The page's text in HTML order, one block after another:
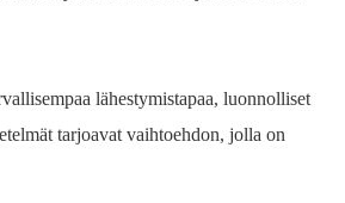
lähestymistapaa, luonnolliset
tarjoavat vaihtoehdon, jolla on